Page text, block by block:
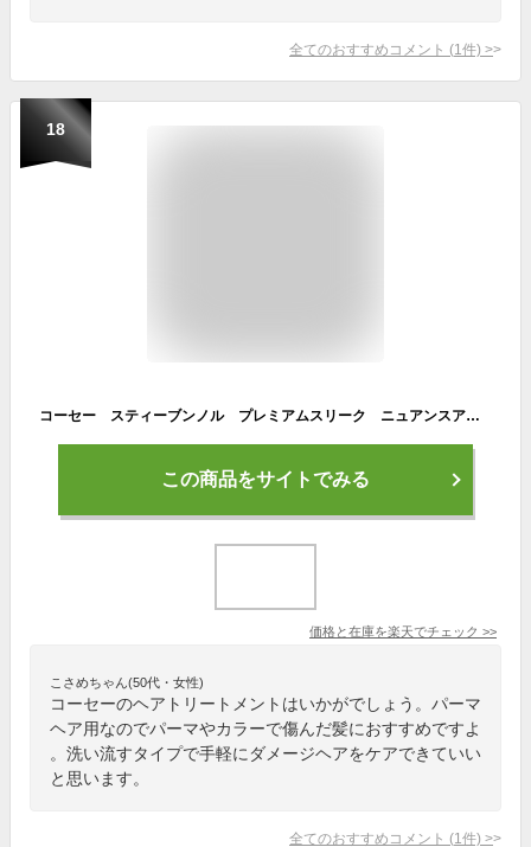
全てのおすすめコメント (1 件) >
18
コーセー スティーブンノル プレミアムスリーク ニュアンスアレンジ トリートメント (パーマヘア用) 80G ヘアトリートメント
この商品をサイトでみる
価格と在庫を楽天でチェック >>
こさめちゃん(50代・女性)
コーセーのヘアトリートメントはいかがでしょう。パーマ
ヘア用なのでパーマやカラーで傷んだ髪におすすめですよ
。洗い流すタイプで手軽にダメージヘアをケアできていい
と思います。
全てのおすすめコメント (1 件) >